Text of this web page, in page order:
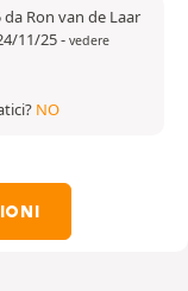
Ron van de Laar
11/25- vedere
NO